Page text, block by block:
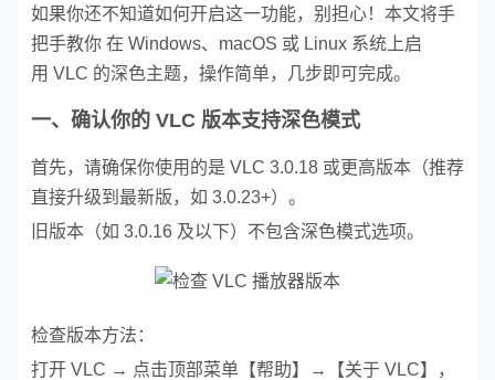
如果你还不知道如何开启这一功能，别担心！本文将手
把手教你 在 Windows、macOS 或 Linux 系统上启
用 VLC 的深色主题，操作简单，几步即可完成。
一、确认你的 VLC 版本支持深色模式
首先，请确保你使用的是 VLC 3.0.18 或更高版本（推荐
直接升级到最新版，如 3.0.23+）。
旧版本（如 3.0.16 及以下）不包含深色模式选项。
检查版本方法：
打开 VLC → 点击顶部菜单【帮助】→【关于 VLC】，